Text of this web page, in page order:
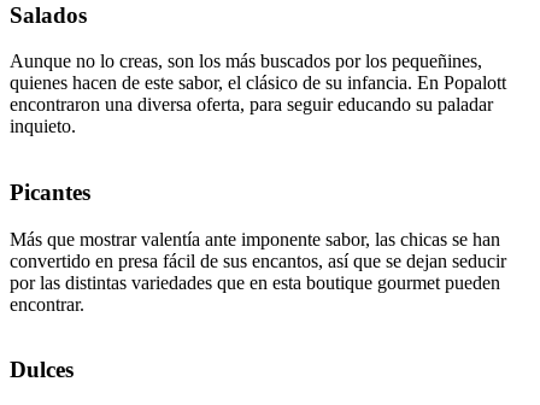
Salados
Aunque no lo creas, son los más buscados por los pequeñines,
quienes hacen de este sabor, el clásico de su infancia. En Popalott
encontraron una diversa oferta, para seguir educando su paladar
inquieto.
Picantes
Más que mostrar valentía ante imponente sabor, las chicas se han
convertido en presa fácil de sus encantos, así que se dejan seducir
por las distintas variedades que en esta boutique gourmet pueden
encontrar.
Dulces